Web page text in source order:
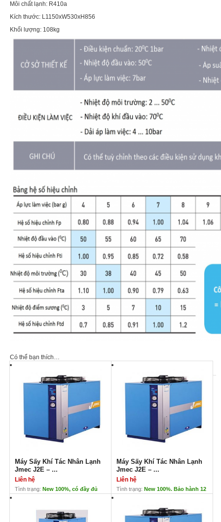
Môi chất lạnh: R410a
Kích thước: L1150xW530xH856
Khối lượng: 108kg
Có thể bạn thích…
Máy Sấy Khí Tác Nhân Lạnh
Jmec J2E – ...
Liên hệ
Tình trạng: New 100%, có đầy đủ
Jmec J2E – 40GP
Máy Sấy Khí Tác Nhân Lạnh
Jmec J2E – ...
Liên hệ
Tình trạng: New 100%. Bảo hành 12
Jmec J2E – 60GP